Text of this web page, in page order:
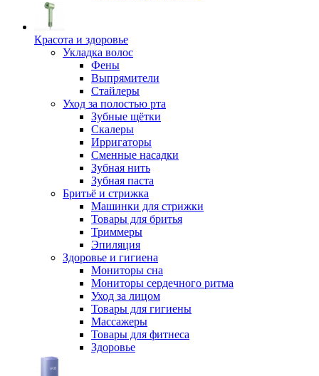
Красота и здоровье
Укладка волос
Фены
Выпрямители
Стайлеры
Уход за полостью рта
Зубные щётки
Скалеры
Ирригаторы
Сменные насадки
Зубная нить
Зубная паста
Бритьё и стрижка
Машинки для стрижки
Товары для бритья
Триммеры
Эпиляция
Здоровье и гигиена
Мониторы сна
Мониторы сердечного ритма
Уход за лицом
Товары для гигиены
Массажеры
Товары для фитнеса
Здоровье